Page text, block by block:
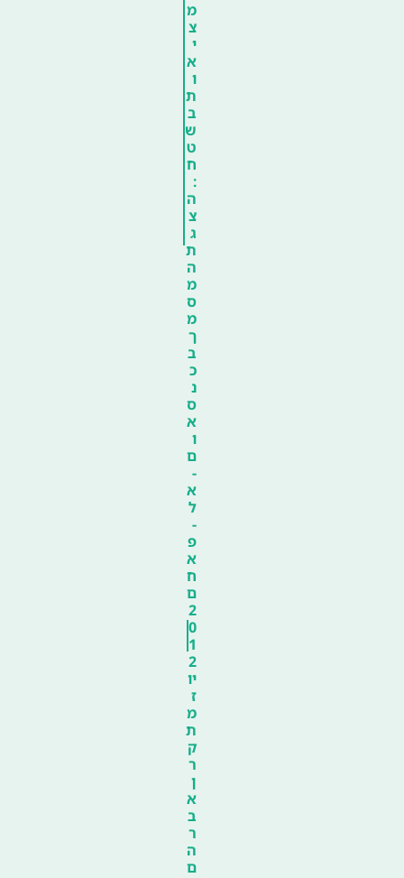
מ
צ
י
א
ו
ת
ב
ש
ט
ח
:
ה
צ
ג
ת
ה
מ
ס
מ
ך
ב
כ
נ
ס
א
ו
ם
-
א
ל
-
פ
א
ח
ם
2
0
1
2
יו
ז
מ
ת
ק
ר
ן
א
ב
ר
ה
ם